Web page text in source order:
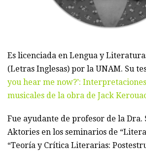
Es licenciada en Lengua y
(Letras Inglesas) por la UNAM. Su
you hear me now?’:
musicales de la obra de Jack
Fue ayudante de profesor de la Dra.
Aktories en los seminarios de
“Teoría y Crítica Literarias: